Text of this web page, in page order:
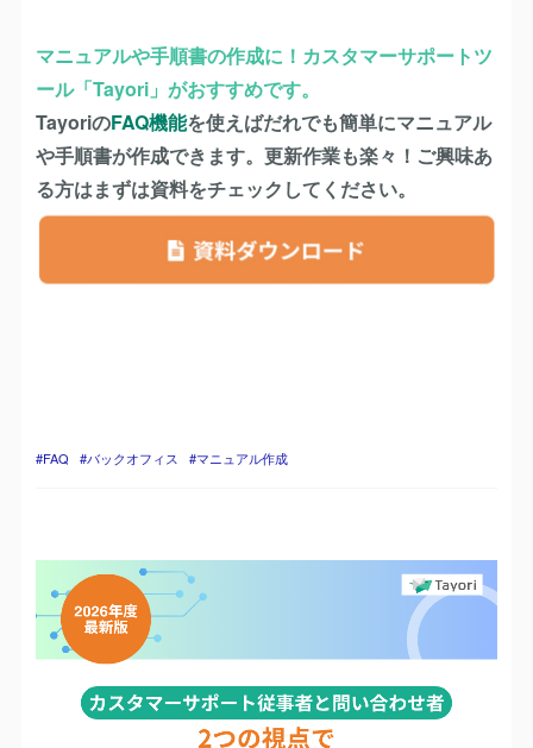
マニュアルや手順書の作成に！カスタマーサポートツ
ール「Tayori」がおすすめです。
TayoriのFAQ機能を使えばだれでも簡単にマニュアル
や手順書が作成できます。更新作業も楽々！ご興味あ
る方はまずは資料をチェックしてください。
FAQ バックオフィス マニュアル作成